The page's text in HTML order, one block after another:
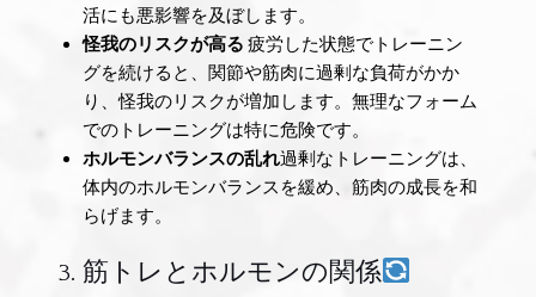
活にも悪影響を及ぼします。
怪我のリスクが高る 疲労した状態でトレーニン
グを続けると、関節や筋肉に過剰な負荷がかか
り、怪我のリスクが増加します。無理なフォーム
でのトレーニングは特に危険です。
ホルモンバランスの乱れ過剰なトレーニングは、
体内のホルモンバランスを緩め、筋肉の成長を和
らげます。
3. 筋トレとホルモンの関係